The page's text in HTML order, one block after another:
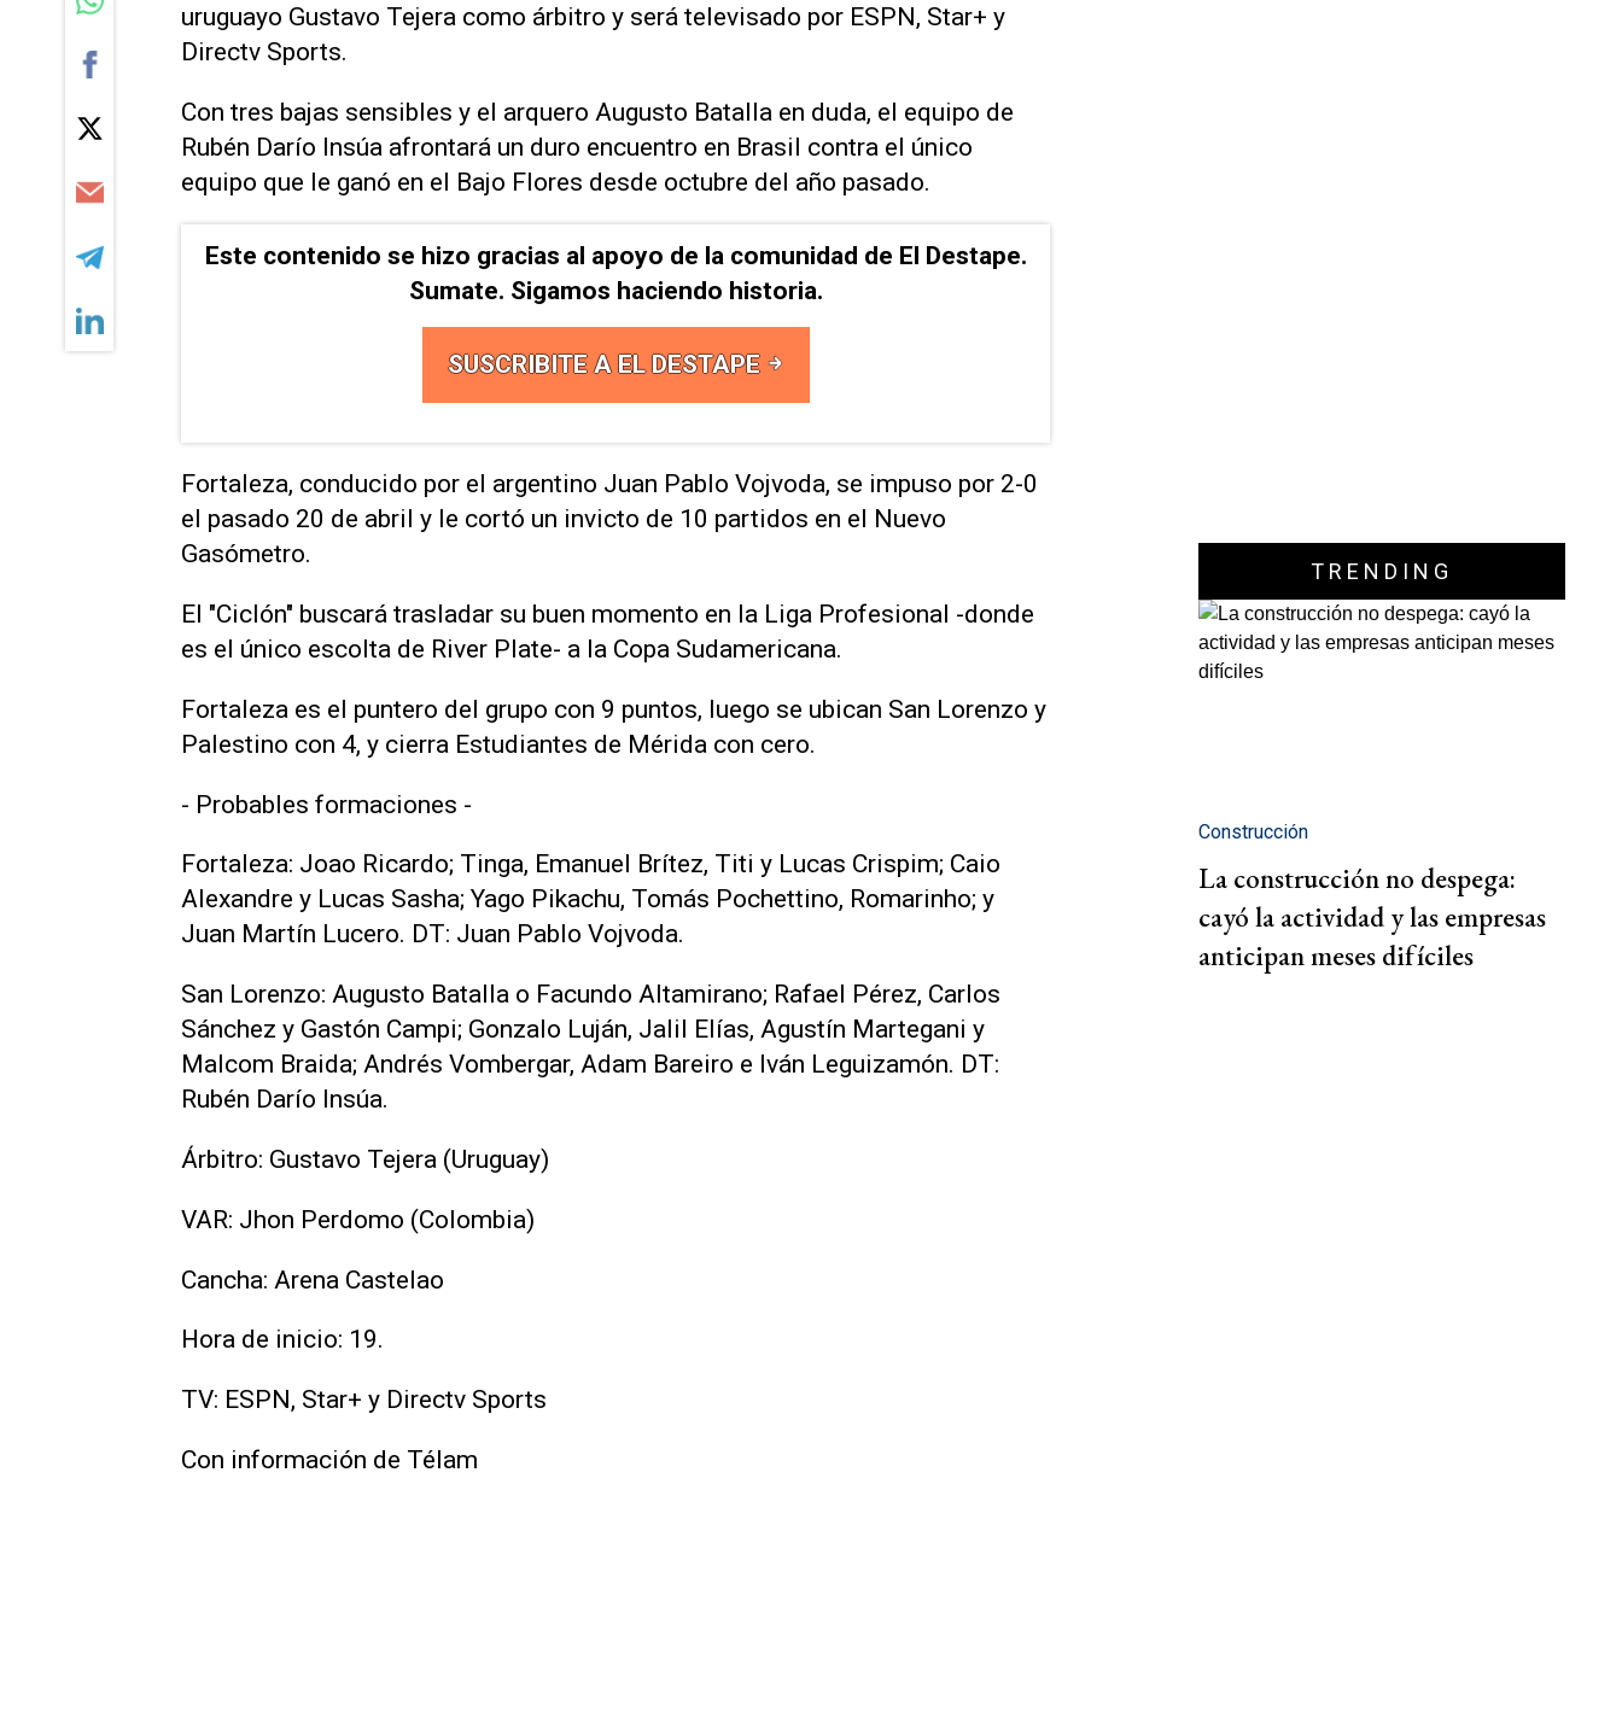
uruguayo Gustavo Tejera como árbitro y será televisado por ESPN, Star+ y
Directv Sports.
Con tres bajas sensibles y el arquero Augusto Batalla en duda, el equipo de
Rubén Darío Insúa afrontará un duro encuentro en Brasil contra el único
equipo que le ganó en el Bajo Flores desde octubre del año pasado.
Este contenido se hizo gracias al apoyo de la comunidad de El Destape.
Sumate. Sigamos haciendo historia.
SUSCRIBITE A EL DESTAPE
Fortaleza, conducido por el argentino Juan Pablo Vojvoda, se impuso por 2-0
el pasado 20 de abril y le cortó un invicto de 10 partidos en el Nuevo
Gasómetro.
El "Ciclón" buscará trasladar su buen momento en la Liga Profesional -donde
es el único escolta de River Plate- a la Copa Sudamericana.
Fortaleza es el puntero del grupo con 9 puntos, luego se ubican San Lorenzo y
Palestino con 4, y cierra Estudiantes de Mérida con cero.
- Probables formaciones -
Fortaleza: Joao Ricardo; Tinga, Emanuel Brítez, Titi y Lucas Crispim; Caio
Alexandre y Lucas Sasha; Yago Pikachu, Tomás Pochettino, Romarinho; y
Juan Martín Lucero. DT: Juan Pablo Vojvoda.
San Lorenzo: Augusto Batalla o Facundo Altamirano; Rafael Pérez, Carlos
Sánchez y Gastón Campi; Gonzalo Luján, Jalil Elías, Agustín Martegani y
Malcom Braida; Andrés Vombergar, Adam Bareiro e Iván Leguizamón. DT:
Rubén Darío Insúa.
Árbitro: Gustavo Tejera (Uruguay)
VAR: Jhon Perdomo (Colombia)
Cancha: Arena Castelao
Hora de inicio: 19.
TV: ESPN, Star+ y Directv Sports
Con información de Télam
TRENDING
Construcción
La construcción no despega:
cayó la actividad y las empresas
anticipan meses difíciles